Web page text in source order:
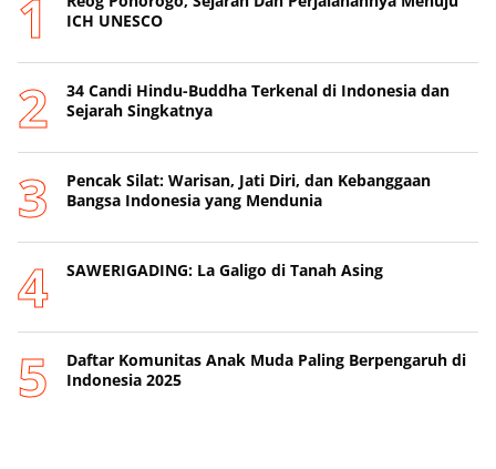
ICH UNESCO
34 Candi Hindu-Buddha Terkenal di Indonesia dan
Sejarah Singkatnya
Pencak Silat: Warisan, Jati Diri, dan Kebanggaan
Bangsa Indonesia yang Mendunia
SAWERIGADING: La Galigo di Tanah Asing
Daftar Komunitas Anak Muda Paling Berpengaruh di
Indonesia 2025